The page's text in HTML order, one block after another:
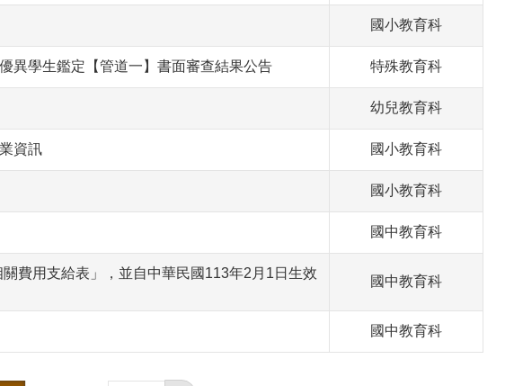
國小教育科
異學生鑑定【管道一】書面審查結果公告 特殊教育科
幼兒教育科
資訊 國小教育科
國小教育科
國中教育科
費用支給表」，並自中華民國113年2月1日生效
國中教育科
國中教育科